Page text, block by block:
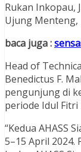
Rukan Inkopau,
Ujung Menteng,
baca juga :
Head of
Benedictus F.
pengunjung di
periode Idul
“Kedua AHASS
5–15 April 2024.